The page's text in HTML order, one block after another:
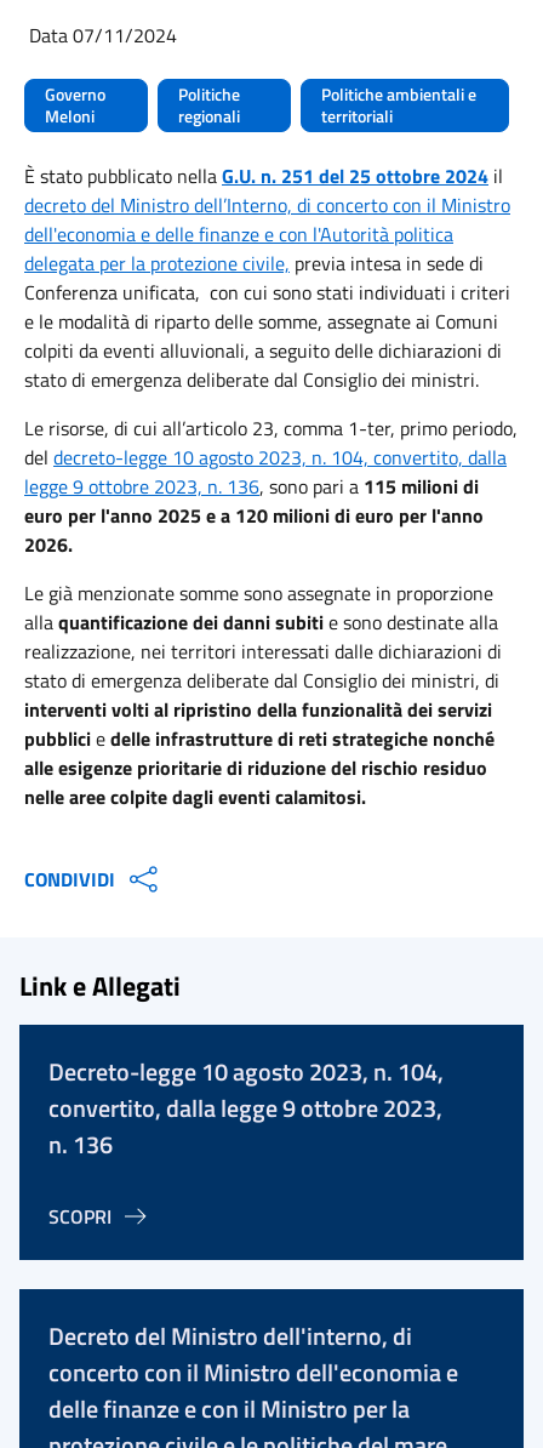
Data 07/11/2024
Governo
Meloni
Politiche
regionali
Politiche ambientali e
territoriali
È stato pubblicato nellaG.U. n. 251 del 25 ottobre 2024 il
decreto del Ministro dell’Interno, di concerto con il Ministro
dell'economia e delle finanze e con l'Autorità politica
delegata per la protezione civile, previa intesa in sede di
Conferenza unificata, con cui sono stati individuati i criteri
e le modalità di riparto delle somme, assegnate ai Comuni
colpiti da eventi alluvionali, a seguito delle dichiarazioni di
stato di emergenza deliberate dal Consiglio dei ministri.
Le risorse, di cui all’articolo 23, comma 1-ter, primo periodo,
del decreto-legge 10 agosto 2023, n. 104, convertito, dalla
legge 9 ottobre 2023, n. 136, sono pari a 115 milioni di
euro per l'anno 2025e a 120 milioni di euro per l'anno
2026.
Le già menzionate somme sono assegnate in proporzione
allaquantificazione dei danni subitie sono destinate alla
realizzazione, nei territori interessati dalle dichiarazioni di
stato di emergenza deliberate dal Consiglio dei ministri, di
interventi volti al ripristino della funzionalità dei servizi
pubbliciedelle infrastrutture di reti strategiche nonché
alle esigenze prioritarie di riduzione del rischio residuo
nelle aree colpite dagli eventi calamitosi.
CONDIVIDI
Link e Allegati
Decreto-legge 10 agosto 2023, n. 104,
convertito, dalla legge 9 ottobre 2023,
n. 136
SCOPRI
Decreto del Ministro dell'interno, di
concerto con il Ministro dell'economia e
delle finanze e con il Ministro per la